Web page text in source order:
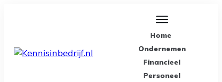
Home
Ondernemen
Financieel
Personeel